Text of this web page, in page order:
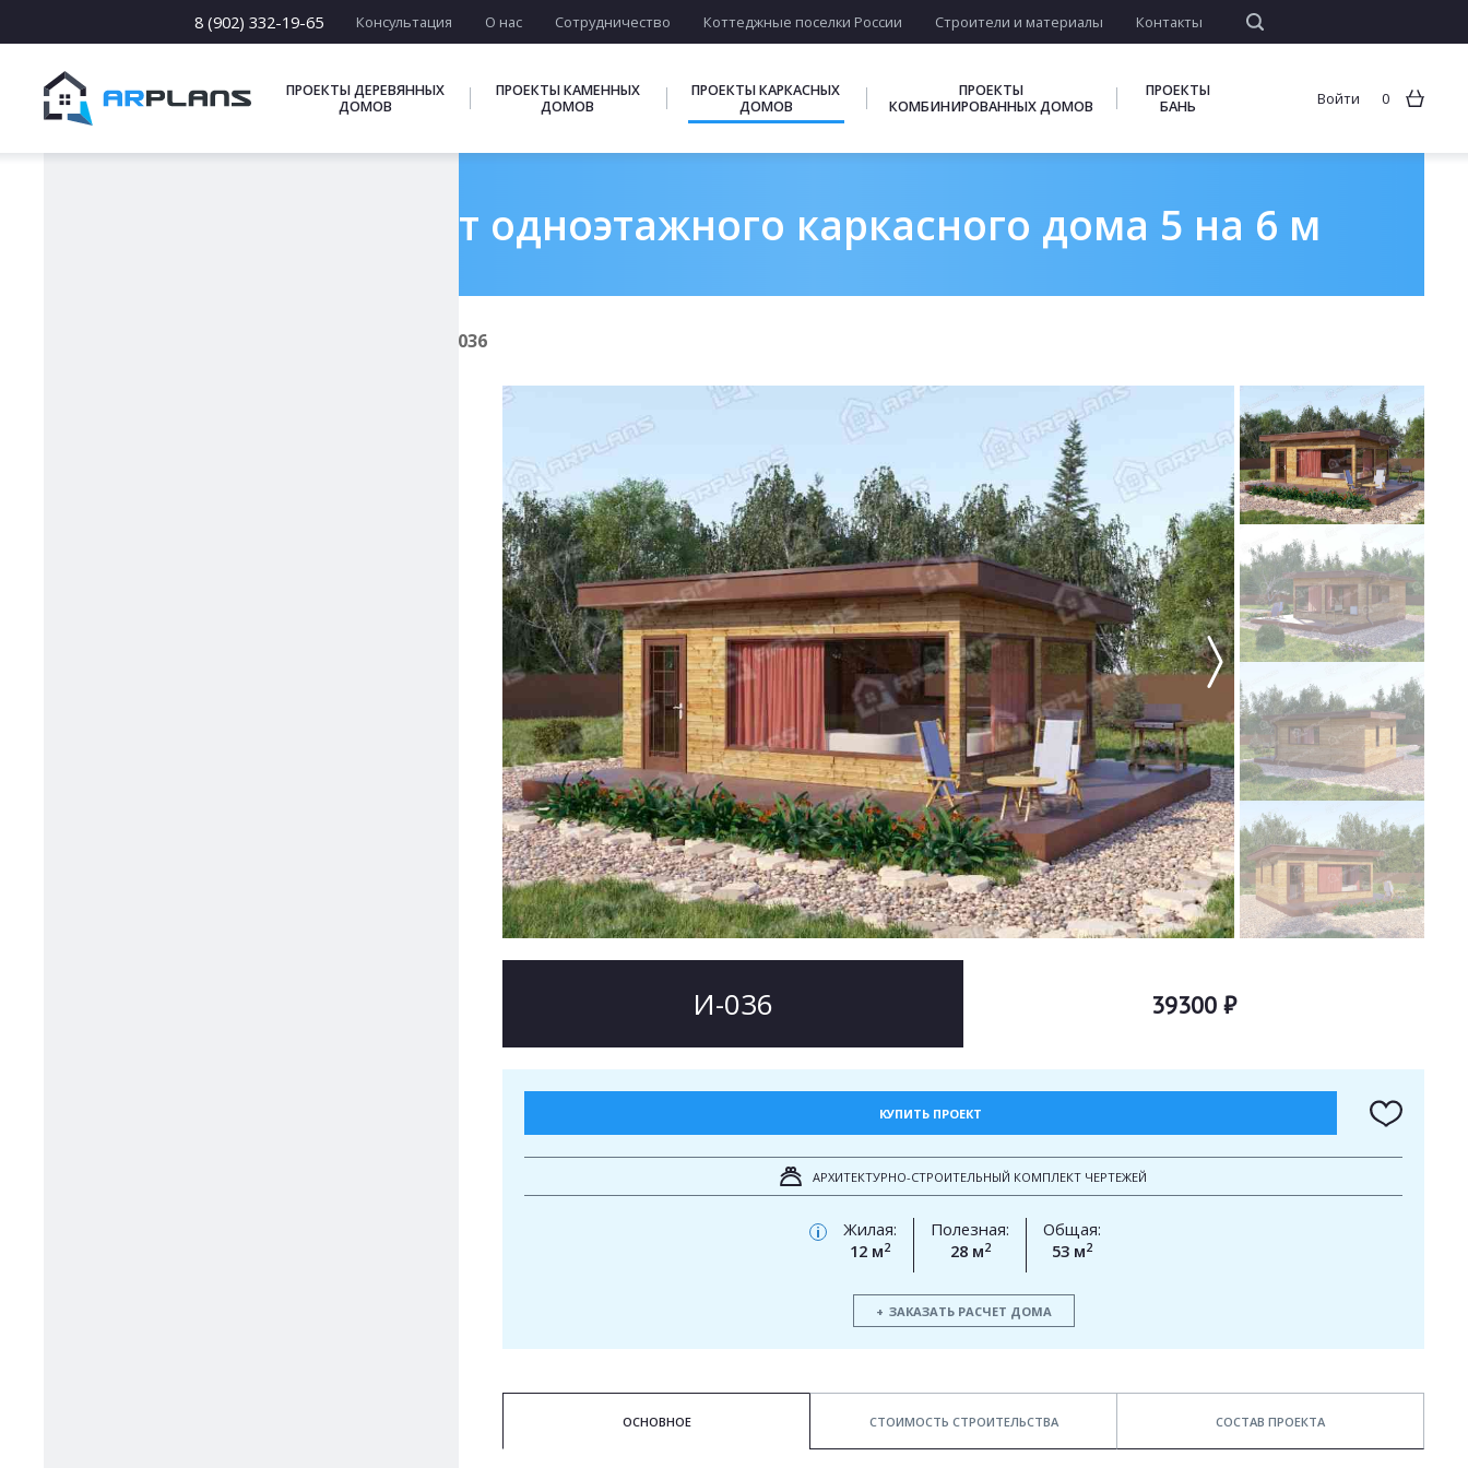
8 (902) 332-19-65 Консультация О нас Сотрудничество Коттеджные поселки России Строители и материалы Контакты
ПРОЕКТЫ ДЕРЕВЯННЫХ
ДОМОВ
ПРОЕКТЫ КАМЕННЫХ
ДОМОВ
ПРОЕКТЫ КАРКАСНЫХ
ДОМОВ
ПРОЕКТЫ
КОМБИНИРОВАННЫХ ДОМОВ
ПРОЕКТЫ
БАНЬ
Войти 0
Готовый проект одноэтажного каркасного дома 5 на 6 м
И-036
И-036 39300 ₽
КУПИТЬ ПРОЕКТ
АРХИТЕКТУРНО-СТРОИТЕЛЬНЫЙ КОМПЛЕКТ ЧЕРТЕЖЕЙ
i
Жилая:
12 м2
Полезная:
28 м2
Общая:
53 м2
ЗАКАЗАТЬ РАСЧЕТ ДОМА
ОСНОВНОЕ СТОИМОСТЬ СТРОИТЕЛЬСТВА СОСТАВ ПРОЕКТА